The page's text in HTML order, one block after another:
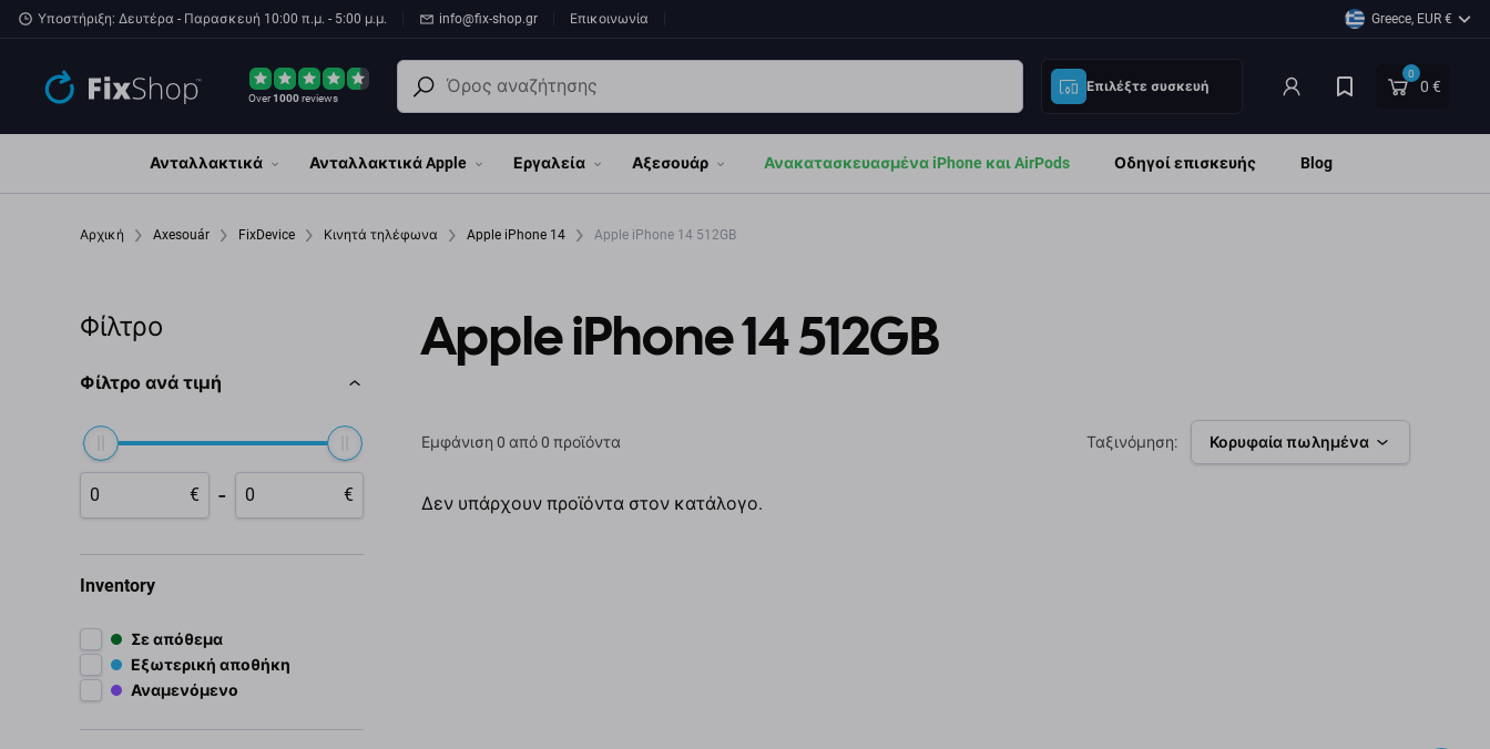
Παράβλεψη στο κύριο περιεχόμενο
Υποστήριξη: Δευτέρα - Παρασκευή 10:00 π.μ. - 5:00 μ.μ. info@fix-shop.gr Επικοινωνία Greece, EUR €
Over1000reviews
Επιλέξτε συσκευή
0
0 €
Ανταλλακτικά Ανταλλακτικά Apple Εργαλεία Αξεσουάρ Ανακατασκευασμένα iPhone και AirPods Οδηγοί επισκευής Blog
Αρχική Axesouár FixDevice Κινητά τηλέφωνα Apple iPhone 14 Apple iPhone 14 512GB
Φίλτρο
Φίλτρο ανά τιμή
€ - €
Inventory
Σε απόθεμα
Εξωτερική αποθήκη
Αναμενόμενο
Apple iPhone 14 512GB
Εμφάνιση 0 από 0 προϊόντα Ταξινόμηση: Κορυφαία πωλημένα
Δεν υπάρχουν προϊόντα στον κατάλογο.